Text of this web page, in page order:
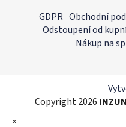
GDPR Obchodní
Odstoupení od
Nákup na
Copyright 2026 INZUN
×